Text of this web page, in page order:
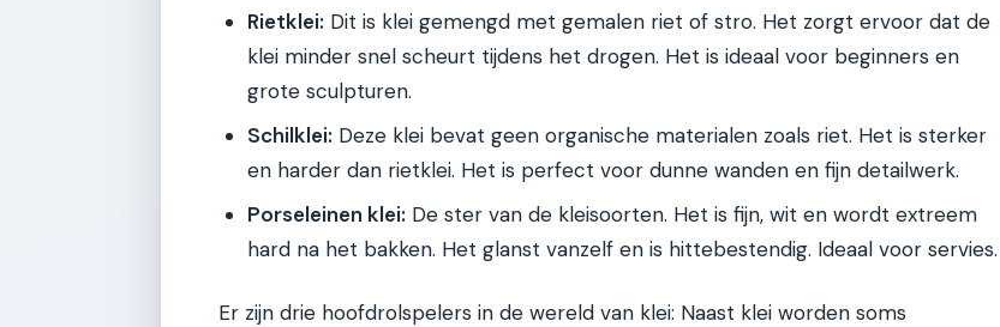
Rietklei: Dit is klei gemengd met gemalen riet of stro. Het zorgt ervoor dat de
klei minder snel scheurt tijdens het drogen. Het is ideaal voor beginners en
grote sculpturen.
Schilklei: Deze klei bevat geen organische materialen zoals riet. Het is sterker
en harder dan rietklei. Het is perfect voor dunne wanden en fijn detailwerk.
Porseleinen klei: De ster van de kleisoorten. Het is fijn, wit en wordt extreem
hard na het bakken. Het glanst vanzelf en is hittebestendig. Ideaal voor servies.
Er zijn drie hoofdrolspelers in de wereld van klei: Naast klei worden soms